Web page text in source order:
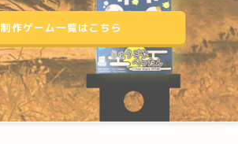
制作ゲーム一覧はこちら